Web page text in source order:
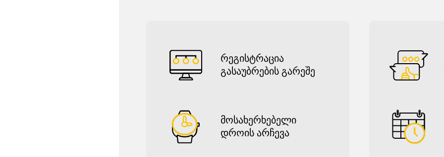
რეგისტრაცია
გასაუბრების გარეშე
მოსახერხებელი
დროის არჩევა